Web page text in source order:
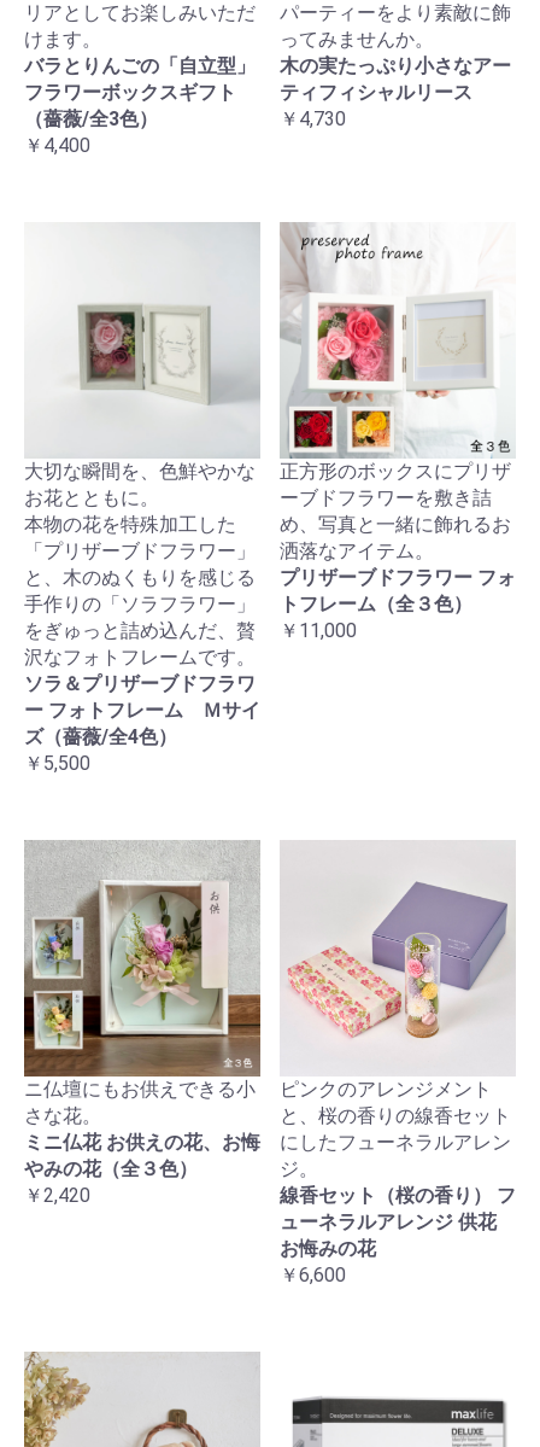
リアとしてお楽しみいただ
けます。
バラとりんごの「自立型」
フラワーボックスギフト
（薔薇/全3色）
￥4,400
パーティーをより素敵に飾
ってみませんか。
木の実たっぷり小さなアー
ティフィシャルリース
￥4,730
大切な瞬間を、色鮮やかな
お花とともに。
本物の花を特殊加工した
「プリザーブドフラワー」
と、木のぬくもりを感じる
手作りの「ソラフラワー」
をぎゅっと詰め込んだ、贅
沢なフォトフレームです。
ソラ＆プリザーブドフラワ
ー フォトフレーム Ｍサイ
ズ（薔薇/全4色）
￥5,500
正方形のボックスにプリザ
ーブドフラワーを敷き詰
め、写真と一緒に飾れるお
洒落なアイテム。
プリザーブドフラワー フォ
トフレーム（全３色）
￥11,000
ニ仏壇にもお供えできる小
さな花。
ミニ仏花 お供えの花、お悔
やみの花（全３色）
￥2,420
ピンクのアレンジメント
と、桜の香りの線香セット
にしたフューネラルアレン
ジ。
線香セット（桜の香り） フ
ューネラルアレンジ 供花
お悔みの花
￥6,600